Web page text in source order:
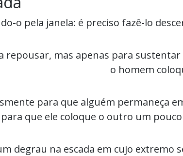
o pela janela: é preciso fazê-lo
repousar, mas apenas para
o homem
para que alguém permaneça
que ele coloque o outro um
degrau na escada em cujo extremo